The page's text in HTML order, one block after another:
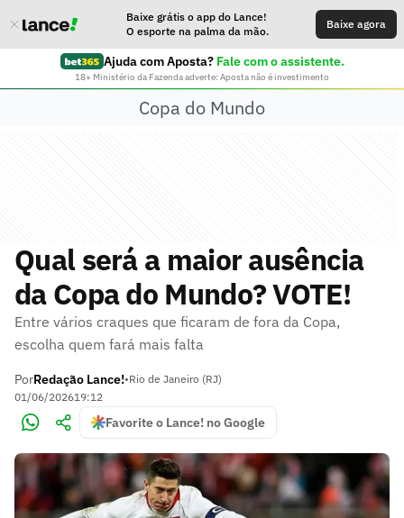
Baixe grátis o app do Lance!
O esporte na palma da mão.
Baixe agora
Ajuda com Aposta? Fale com o assistente.
18+ Ministério da Fazenda adverte: Aposta não é investimento
Copa do Mundo
Qual será a maior ausência
da Copa do Mundo? VOTE!
Entre vários craques que ficaram de fora da Copa,
escolha quem fará mais falta
PorRedação Lance!•Rio de Janeiro (RJ)
01/06/202619:12
Favorite o Lance! no Google